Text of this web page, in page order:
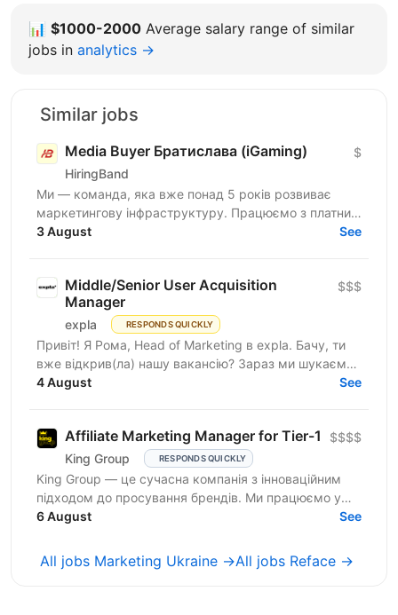
📊 $1000-2000 Average salary range of similar
jobs in analytics →
Similar jobs
Media Buyer Братислава (iGaming)
HiringBand
$
Ми — команда, яка вже понад 5 років розвиває
маркетингову інфраструктуру. Працюємо з платним
трафіком, швидко тестуємо гіпотези, масштабуємо
3 August See
Middle/Senior User Acquisition
Manager
expla RESPONDS QUICKLY
$$$
Привіт! Я Рома, Head of Marketing в expla. Бачу, ти
вже відкрив(ла) нашу вакансію? Зараз ми шукаємо
сильного User Acquisition Manager, який допоможе...
4 August See
Affiliate Marketing Manager for Tier-1
King Group RESPONDS QUICKLY
$$$$
King Group — це сучасна компанія з інноваційним
підходом до просування брендів. Ми працюємо у
сфері iGaming та маємо три успішні українські
6 August See
All jobs Marketing Ukraine →All jobs Reface →